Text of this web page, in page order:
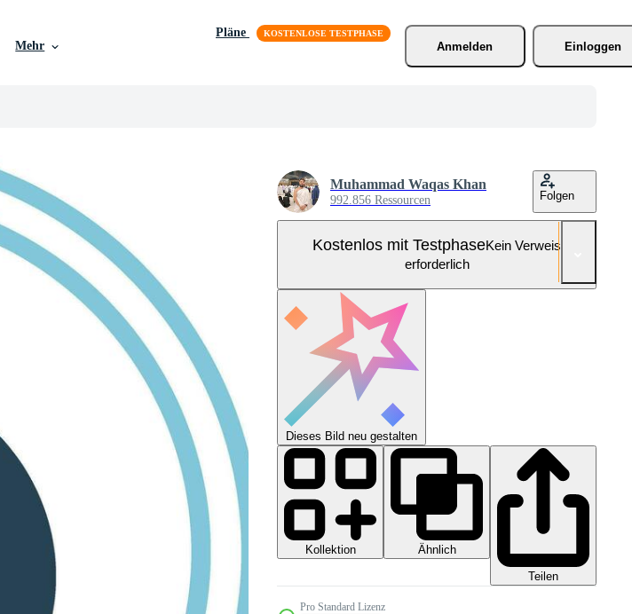
Mehr
Pläne
Anmelden
Einloggen
Muhammad Waqas Khan
992.856 Ressourcen Folgen
Kostenlos mit TestphaseKein Verweis
erforderlich
Dieses Bild neu gestalten
Kollektion
Ähnlich
Teilen
Pro Standard Lizenz